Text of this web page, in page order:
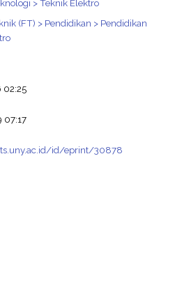
> Teknik Elektro
(FT) > Pendidikan > Pendidikan
02:25
07:17
id/eprint/30878